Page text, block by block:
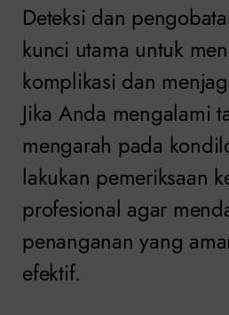
Deteksi dan
kunci utama untuk
komplikasi dan
Jika Anda mengalami
mengarah pada
lakukan pemeriksaan
profesional agar
penanganan yang
efektif.